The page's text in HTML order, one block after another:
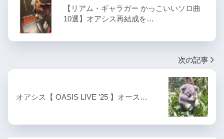
【リアム・ギャラガー かっこいいソロ曲
10選】オアシス再結成を…
次の記事
オアシス【 OASIS LIVE ’25 】オース…